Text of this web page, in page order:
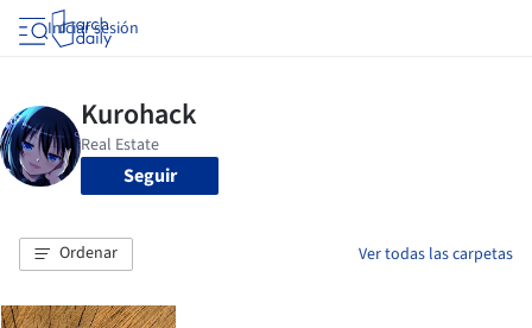
Iniciar sesión
Seguir
Ordenar Ver todas las carpetas